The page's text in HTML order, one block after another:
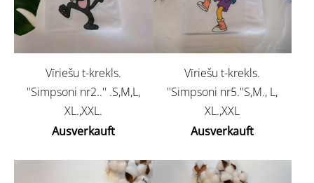
Vīriešu t-krekls.
''Simpsoni nr2..'' .S,M,L,
XL.,XXL.
Ausverkauft
Vīriešu t-krekls.
''Simpsoni nr5.''S,M., L,
XL.,XXL
Ausverkauft